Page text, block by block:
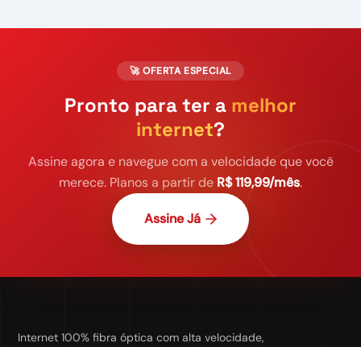
🚀 OFERTA ESPECIAL
Pronto para ter a melhor
internet?
Assine agora e navegue com a velocidade que você
merece. Planos a partir de R$ 119,99/mês.
Assine Já
Internet 100% fibra óptica com alta velocidade,